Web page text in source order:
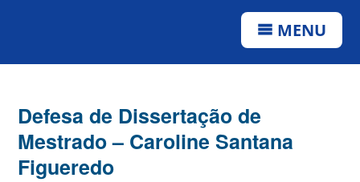
MENU
Defesa de Dissertação de
Mestrado – Caroline Santana
Figueredo